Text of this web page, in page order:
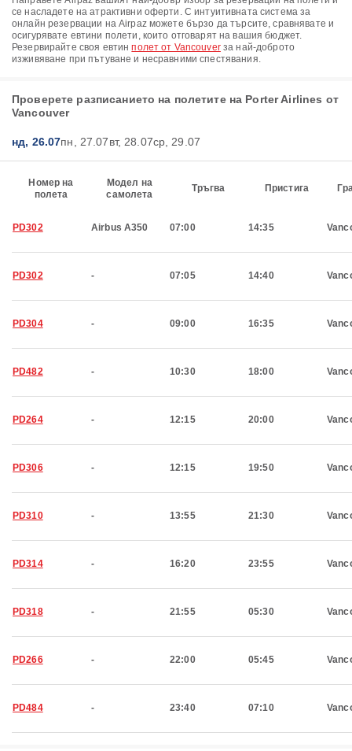
се насладете на атрактивни оферти. С интуитивната система за
онлайн резервации на Airpaz можете бързо да търсите, сравнявате и
осигурявате евтини полети, които отговарят на вашия бюджет.
Резервирайте своя евтинполет от Vancouverза най-доброто
изживяване при пътуване и несравними спестявания.
Проверете разписанието на полетите на Porter Airlines от
Vancouver
нд, 26.07пн, 27.07вт, 28.07ср, 29.07
Номер на
полета
Модел на
самолета
Тръгва Пристига
PD302 Airbus A350 07:00 14:35
PD302 - 07:05 14:40
PD304 - 09:00 16:35
PD482 - 10:30 18:00
PD264 - 12:15 20:00
PD306 - 12:15 19:50
PD310 - 13:55 21:30
PD314 - 16:20 23:55
PD318 - 21:55 05:30
PD266 - 22:00 05:45
PD484 - 23:40 07:10